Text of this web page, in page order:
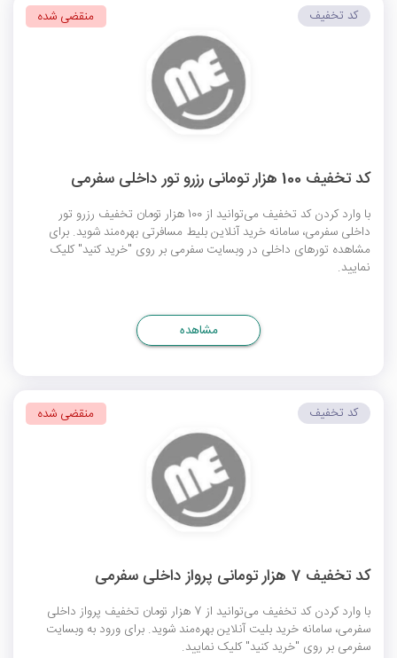
کد تخفیف 100 هزار تومانی رزرو تور داخلی سفرمی
با وارد کردن کد تخفیف می‌توانید از 100 هزار تومان تخفیف رزرو تور
داخلی سفرمی، سامانه خرید آنلاین بلیط مسافرتی بهره‌مند شوید. برای
مشاهده تورهای داخلی در وبسایت سفرمی بر روی "خرید کنید" کلیک
نمایید.
کد تخفیف منقضی شده
مشاهده
کد تخفیف 7 هزار تومانی پرواز داخلی سفرمی
با وارد کردن کد تخفیف می‌توانید از 7 هزار تومان تخفیف پرواز داخلی
سفرمی، سامانه خرید بلیت آنلاین بهره‌مند شوید. برای ورود به وبسایت
سفرمی بر روی "خرید کنید" کلیک نمایید.
کد تخفیف منقضی شده